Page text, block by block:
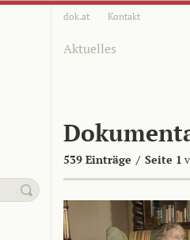
dok.at Kontakt
Aktuelles
539 Einträge / Seite 1